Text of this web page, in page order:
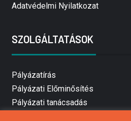
Adatvédelmi Nyilatkozat
SZOLGÁLTATÁSOK
Pályázatírás
Pályázati Előminősítés
Pályázati tanácsadás